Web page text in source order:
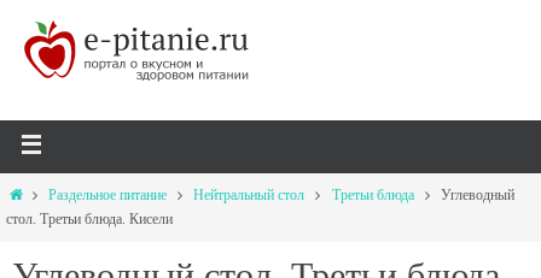
Раздельное питание Нейтральный стол Третьи блюда
Углеводный
стол. Третьи блюда. Кисели